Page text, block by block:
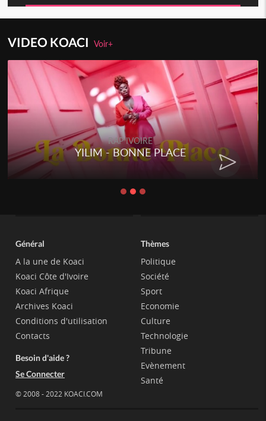
VIDEO KOACIVoir+
RAP IVOIRE
RENARD BARAKISSA - DOS DE
CHAT
Général
A la une de Koaci
Koaci Côte d'Ivoire
Koaci Afrique
Archives Koaci
Conditions d'utilisation
Contacts
Besoin d'aide ?
Se Connecter
© 2008 - 2022 KOACI.COM
Thèmes
Politique
Société
Sport
Economie
Culture
Technologie
Tribune
Evènement
Santé